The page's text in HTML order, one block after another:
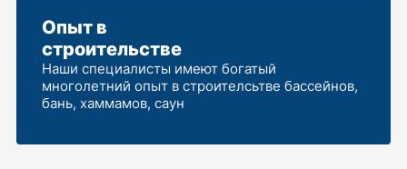
Опыт в
строительстве
Наши специалисты имеют богатый
многолетний опыт в строителсьтве бассейнов,
бань, хаммамов, саун